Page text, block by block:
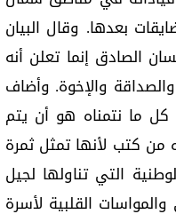
بعدها. وقال البيان
الصادق إنما تعلن أنه
والإخوة. وأضاف
كل ما نتمناه هو أن يتم
من كتب لأنها تمثل ثمرة
التي تناولها لجيل
القلبية لأسرة